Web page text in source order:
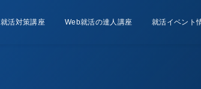
就活対策講座
Lesson Web就活の達人講座
Course 就活イベント